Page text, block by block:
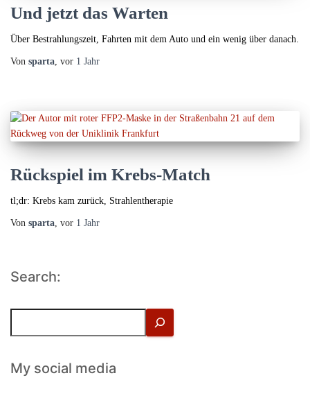
Und jetzt das Warten
Über Bestrahlungszeit, Fahrten mit dem Auto und ein wenig über danach.
Von sparta , vor 1 Jahr
Rückspiel im Krebs-Match
tl;dr: Krebs kam zurück, Strahlentherapie
Von sparta , vor 1 Jahr
Search:
h
eMy social media